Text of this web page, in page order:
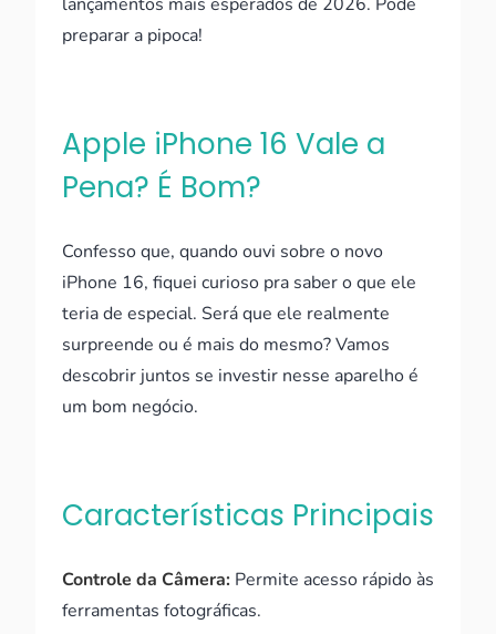
preparar a pipoca!
Apple iPhone 16 Vale a
Pena? É Bom?
Confesso que, quando ouvi sobre o novo
iPhone 16, fiquei curioso pra saber o que ele
teria de especial. Será que ele realmente
surpreende ou é mais do mesmo? Vamos
descobrir juntos se investir nesse aparelho é
um bom negócio.
Características Principais
Controle da Câmera: Permite acesso rápido às
ferramentas fotográficas.